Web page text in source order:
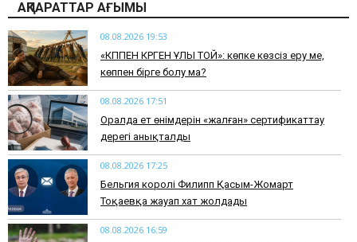
АҚПАРАТТАР АҒЫМЫ
08.08.2026 19:53
​«КӨППЕН КӨРГЕН ҰЛЫ ТОЙ»: көпке көзсіз еру ме,
көппен бірге болу ма?
08.08.2026 17:51
Оралда ет өнімдерін «жалған» сертификаттау
дерегі анықталды
08.08.2026 17:25
Бельгия королі Филипп Қасым-Жомарт
Тоқаевқа жауап хат жолдады
08.08.2026 16:59